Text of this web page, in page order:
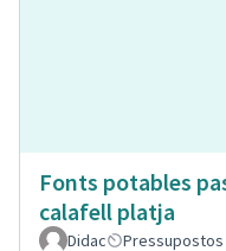
Fonts potables
calafell platja
Didac